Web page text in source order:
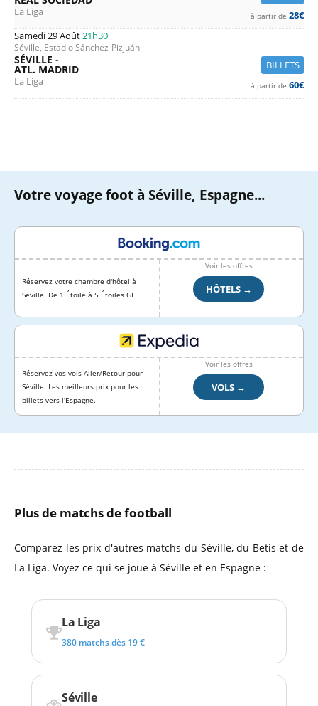
La Liga à partir de 28€
Samedi 29 Août21h30
Séville, Estadio Sánchez-Pizjuán
BILLETS
SÉVILLE -
ATL. MADRID
La Liga à partir de 60€
Votre voyage foot à Séville, Espagne...
Réservez votre chambre d'hôtel à
Séville. De 1 Étoile à 5 Étoiles GL.
Voir les offres
HÔTELS →
Réservez vos vols Aller/Retour pour
Séville. Les meilleurs prix pour les
billets vers l'Espagne.
Voir les offres
VOLS →
Plus de matchs de football
Comparez les prix d'autres matchs du Séville, du Betis et de
La Liga. Voyez ce qui se joue à Séville et en Espagne :
La Liga
380 matchs dès 19 €
Séville